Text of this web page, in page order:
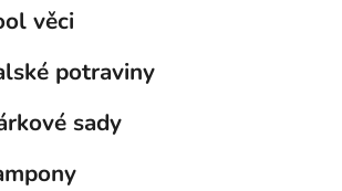
věci
potraviny
sady